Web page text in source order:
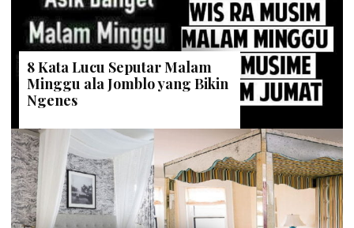
8 Kata Lucu Seputar Malam
Minggu ala Jomblo yang Bikin
Ngenes